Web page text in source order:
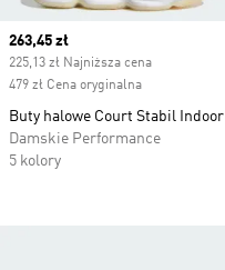
Current price
263,45 zł
225,13 zł Najniższa cena
479 zł Cena oryginalna
Buty halowe Court Stabil Indoor
Damskie Performance
5 kolory